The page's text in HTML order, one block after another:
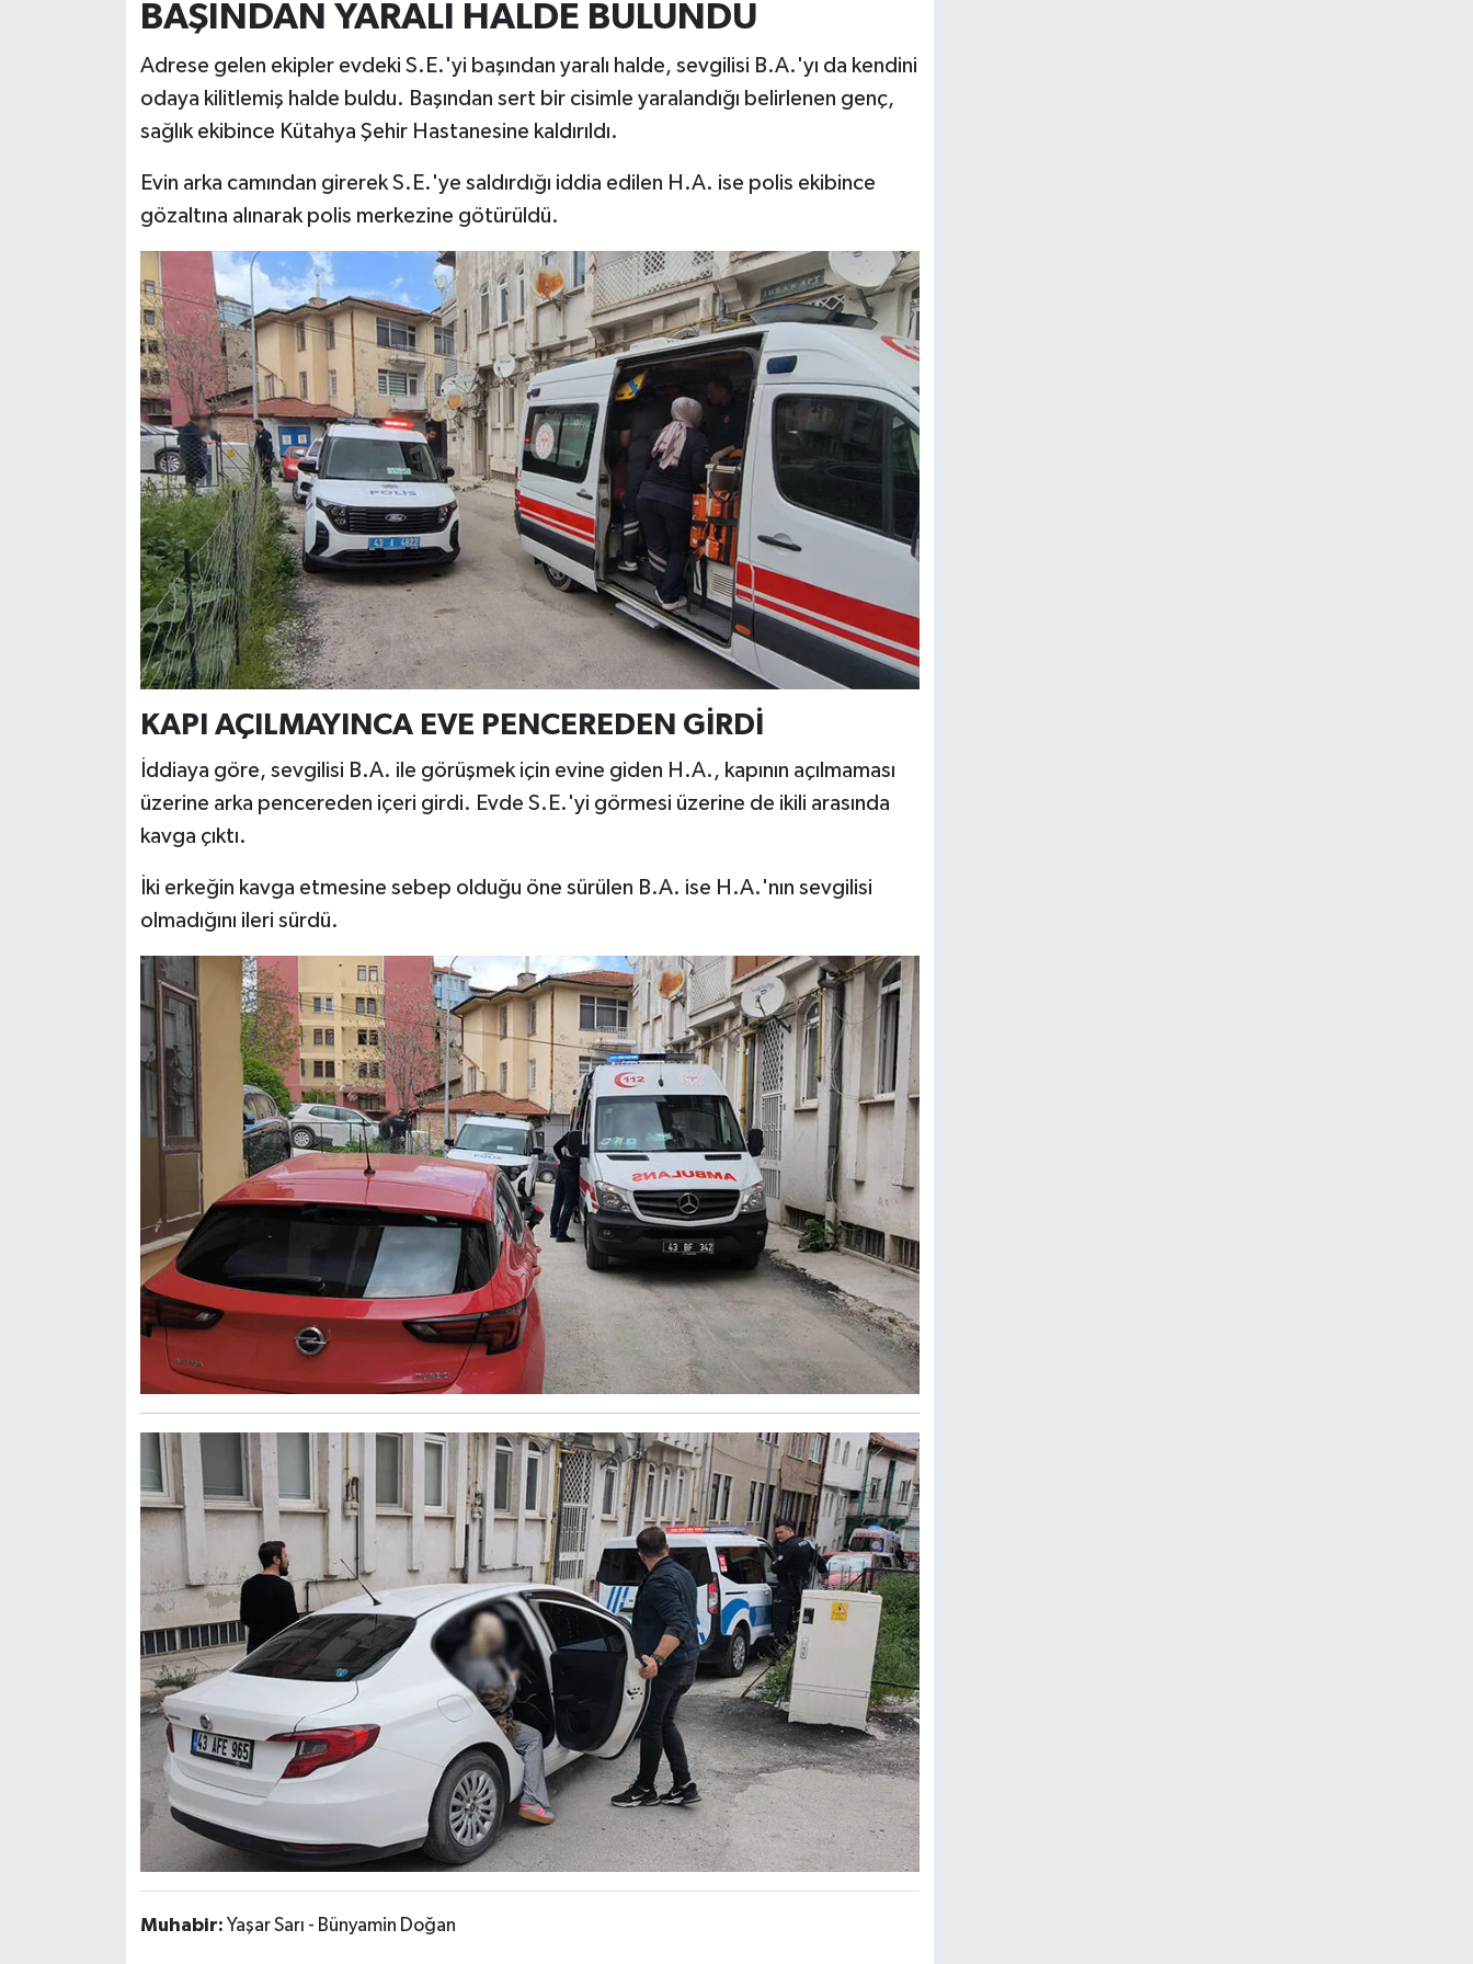
BAŞINDAN YARALI HALDE BULUNDU
Adrese gelen ekipler evdeki S.E.'yi başından yaralı halde, sevgilisi B.A.'yı da kendini
odaya kilitlemiş halde buldu. Başından sert bir cisimle yaralandığı belirlenen genç,
sağlık ekibince Kütahya Şehir Hastanesine kaldırıldı.
Evin arka camından girerek S.E.'ye saldırdığı iddia edilen H.A. ise polis ekibince
gözaltına alınarak polis merkezine götürüldü.
KAPI AÇILMAYINCA EVE PENCEREDEN GİRDİ
İddiaya göre, sevgilisi B.A. ile görüşmek için evine giden H.A., kapının açılmaması
üzerine arka pencereden içeri girdi. Evde S.E.'yi görmesi üzerine de ikili arasında
kavga çıktı.
İki erkeğin kavga etmesine sebep olduğu öne sürülen B.A. ise H.A.'nın sevgilisi
olmadığını ileri sürdü.
Muhabir: Yaşar Sarı - Bünyamin Doğan
Video Galeri
Yemek Tarifleri